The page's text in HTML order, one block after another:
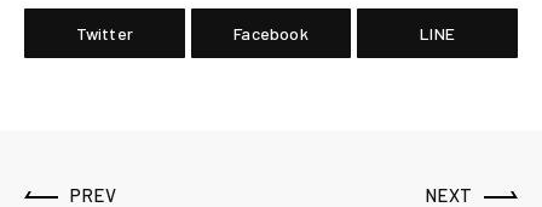
Twitter Facebook LINE
PREV NEXT